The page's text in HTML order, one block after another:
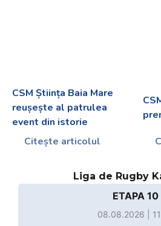
CSM Știința Baia Mare
reușește al patrulea
event din istorie
Citește articolul
Liga de Rugby
ETAPA 10
08.08.2026 |